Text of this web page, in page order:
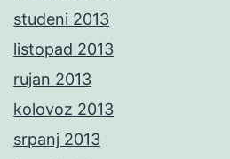
studeni 2013
listopad 2013
rujan 2013
kolovoz 2013
srpanj 2013